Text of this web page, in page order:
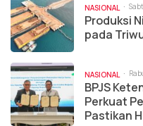
NASIONAL
Produksi
pada
NASIONAL
BPJS
Perkuat
Pastikan